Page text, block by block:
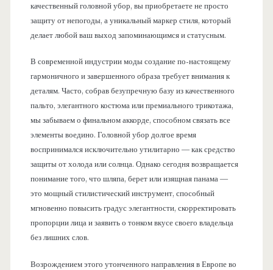
качественный головной убор, вы приобретаете не просто
защиту от непогоды, а уникальный маркер стиля, который
делает любой ваш выход запоминающимся и статусным.
В современной индустрии моды создание по-настоящему
гармоничного и завершенного образа требует внимания к
деталям. Часто, собрав безупречную базу из качественного
пальто, элегантного костюма или премиального трикотажа,
мы забываем о финальном аккорде, способном связать все
элементы воедино. Головной убор долгое время
воспринимался исключительно утилитарно — как средство
защиты от холода или солнца. Однако сегодня возвращается
понимание того, что шляпа, берет или изящная панама —
это мощный стилистический инструмент, способный
мгновенно повысить градус элегантности, скорректировать
пропорции лица и заявить о тонком вкусе своего владельца
без лишних слов.
Возрождением этого утонченного направления в Европе во